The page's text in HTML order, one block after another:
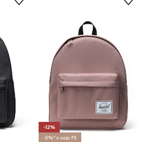
-12%
-5%* с код: FS